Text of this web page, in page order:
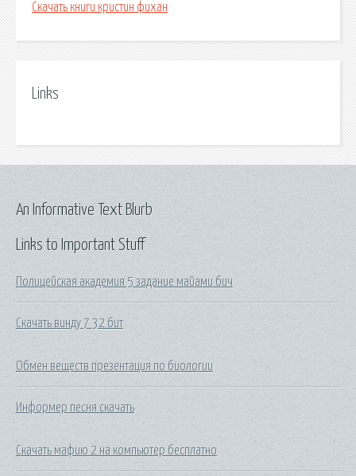
Скачать книги кристин фихан
Links
Links to Important Stuff
Полицейская академия 5 задание майами бич
Скачать винду 7 32 бит
Обмен веществ презентация по биологии
Информер песня скачать
Скачать мафию 2 на компьютер бесплатно
An Informative Text Blurb